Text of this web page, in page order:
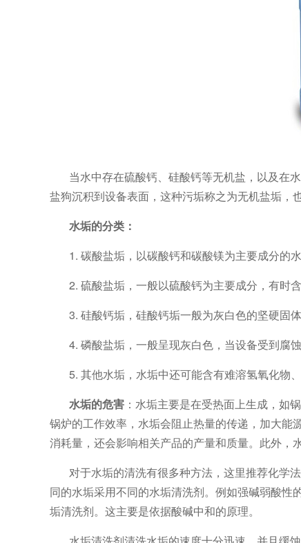
当水中存在硫酸钙、硅酸钙等无机盐，以及在
盐狗沉积到设备表面，这种污垢称之为无机盐垢，
水垢的分类：
1. 碳酸盐垢，以碳酸钙和碳酸镁为主要成分的
2. 硫酸盐垢，一般以硫酸钙为主要成分，有时
3. 硅酸钙垢，硅酸钙垢一般为灰白色的坚硬固体
4. 磷酸盐垢，一般呈现灰白色，当设备受到腐
5. 其他水垢，水垢中还可能含有难溶氢氧化物
水垢的危害 ：水垢主要是在受热面上生成，如
锅炉的工作效率，水垢会阻止热量的传递，加大
消耗量，还会影响相关产品的产量和质量。此外，
对于水垢的清洗有很多种方法，这里推荐化学
同的水垢采用不同的水垢清洗剂。例如强碱弱酸
垢清洗剂。这主要是依据酸碱中和的原理。